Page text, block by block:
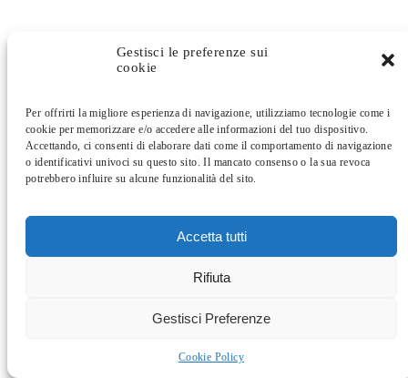
Gestisci le preferenze sui
cookie
Per offrirti la migliore esperienza di navigazione, utilizziamo tecnologie come i
cookie per memorizzare e/o accedere alle informazioni del tuo dispositivo.
Accettando, ci consenti di elaborare dati come il comportamento di navigazione
o identificativi univoci su questo sito. Il mancato consenso o la sua revoca
potrebbero influire su alcune funzionalità del sito.
Accetta tutti
Rifiuta
Gestisci Preferenze
Cookie Policy